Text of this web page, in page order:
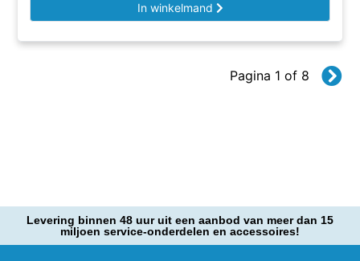
In winkelmand
Pagina 1 of 8
Levering binnen 48 uur uit een aanbod van meer dan 15
miljoen service-onderdelen en accessoires!